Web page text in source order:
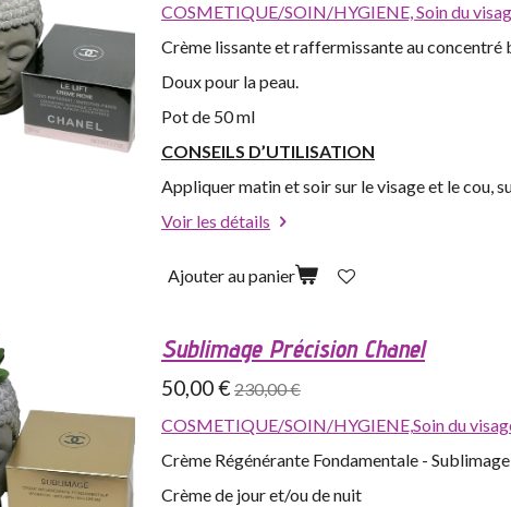
COSMETIQUE/SOIN/HYGIENE,Soin du
Crème lissante et raffermissante au
Doux pour la peau.
Pot de 50 ml
CONSEILS D’UTILISATION
Appliquer matin et soir sur le visage et le cou,
Voir les détails
Ajouter au panier
Sublimage Précision Chanel
50,00 € 230,00 €
COSMETIQUE/SOIN/HYGIENE,Soin du
Crème Régénérante Fondamentale - Sublimage
Crème de jour et/ou de nuit